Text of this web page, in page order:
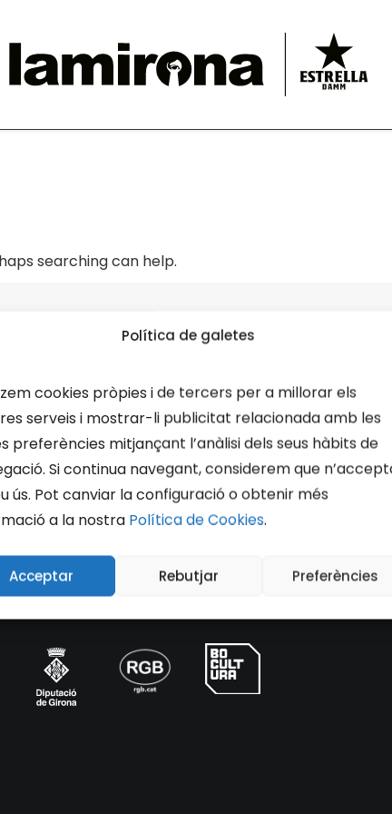
Política de galetes
cookies pròpies i de tercers per a millorar els
serveis i mostrar-li publicitat relacionada amb les
preferències mitjançant l’anàlisi dels seus hàbits de
Si continua navegant, considerem que
ús. Pot canviar la configuració o obtenir més
a la nostra Política de Cookies.
Acceptar Rebutjar Preferències
searching can help.